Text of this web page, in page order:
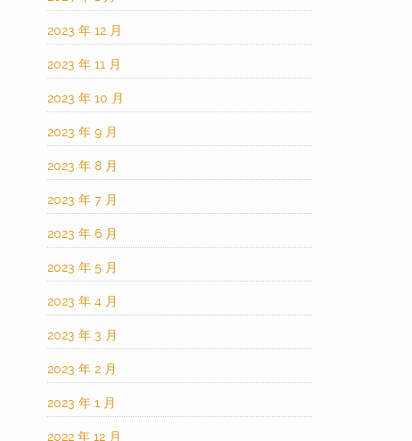
2023 年 12 月
2023 年 11 月
2023 年 10 月
2023 年 9 月
2023 年 8 月
2023 年 7 月
2023 年 6 月
2023 年 5 月
2023 年 4 月
2023 年 3 月
2023 年 2 月
2023 年 1 月
2022 年 12 月